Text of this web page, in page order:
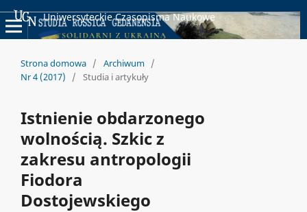
Uniwersyteckie Czasopisma Naukowe
Strona domowa / Archiwum /
Nr 4 (2017)
/ Studia i artykuły
Istnienie obdarzonego
wolnością. Szkic z
zakresu antropologii
Fiodora
Dostojewskiego